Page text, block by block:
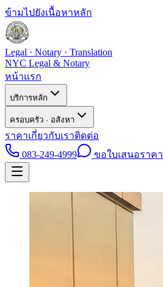
ข้ามไปยังเนื้อหาหลัก
Legal · Notary · Translation
NYC Legal & Notary
หน้าแรก
บริการหลัก
ครอบครัว · อสังหา
ราคาเกี่ยวกับเราติดต่อ
083-249-4999
ขอใบเสนอราคา